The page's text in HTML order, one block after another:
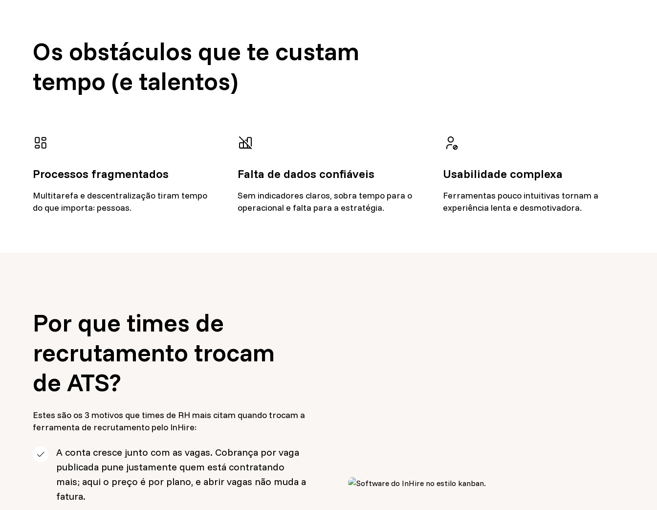
Os obstáculos que te custam
tempo (e talentos)
Processos fragmentados
Multitarefa e descentralização tiram tempo
do que importa: pessoas.
Falta de dados confiáveis
Sem indicadores claros, sobra tempo para o
operacional e falta para a estratégia.
Usabilidade complexa
Ferramentas pouco intuitivas tornam a
experiência lenta e desmotivadora.
Por que times de
recrutamento trocam
de ATS?
Estes são os 3 motivos que times de RH mais citam quando trocam a
ferramenta de recrutamento pelo InHire:
A conta cresce junto com as vagas. Cobrança por vaga
publicada pune justamente quem está contratando
mais; aqui o preço é por plano, e abrir vagas não muda a
fatura.